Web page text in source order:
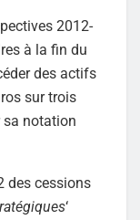
2012-
à la fin du
des actifs
sur trois
sa notation
des cessions
‘